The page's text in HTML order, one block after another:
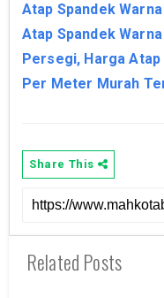
Atap Spandek
Atap Spandek
Persegi, Harga
Per Meter Murah
Share This
Related Posts